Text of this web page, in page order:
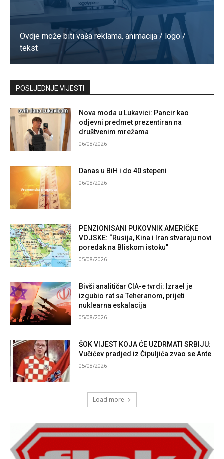
Ovdje može biti vaša reklama. animacija / logo /
tekst
Kontaktirajte nas
POSLJEDNJE VIJESTI
Nova moda u Lukavici: Pancir kao
odjevni predmet prezentiran na
društvenim mrežama
06/08/2026
Danas u BiH i do 40 stepeni
06/08/2026
PENZIONISANI PUKOVNIK AMERIČKE
VOJSKE: “Rusija, Kina i Iran stvaraju novi
poredak na Bliskom istoku”
05/08/2026
Bivši analitičar CIA-e tvrdi: Izrael je
izgubio rat sa Teheranom, prijeti
nuklearna eskalacija
05/08/2026
ŠOK VIJEST KOJA ĆE UZDRMATI SRBIJU:
Vučićev pradjed iz Čipuljića zvao se Ante
05/08/2026
Load more